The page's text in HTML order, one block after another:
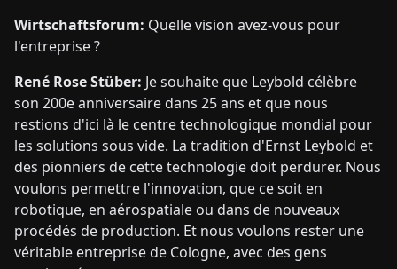
Wirtschaftsforum: Quelle vision avez-vous pour
l'entreprise ?
René Rose Stüber: Je souhaite que Leybold célèbre
son 200e anniversaire dans 25 ans et que nous
restions d'ici là le centre technologique mondial pour
les solutions sous vide. La tradition d'Ernst Leybold et
des pionniers de cette technologie doit perdurer. Nous
voulons permettre l'innovation, que ce soit en
robotique, en aérospatiale ou dans de nouveaux
procédés de production. Et nous voulons rester une
véritable entreprise de Cologne, avec des gens